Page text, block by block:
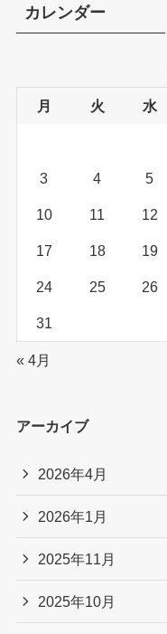
カレンダー
月 火 水
3 4 5
10 11 12
17 18 19
24 25 26
31
« 4月
アーカイブ
2026年4月
2026年1月
2025年11月
2025年10月